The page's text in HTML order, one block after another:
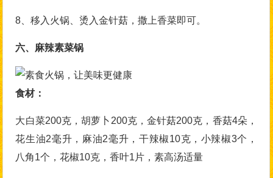
8、移入火锅、烫入金针菇，撒上香菜即可。
六、麻辣素菜锅
食材：
大白菜200克，胡萝卜200克，金针菇200克，香菇4朵，
花生油2毫升，麻油2毫升，干辣椒10克，小辣椒3个，
八角1个，花椒10克，香叶1片，素高汤适量